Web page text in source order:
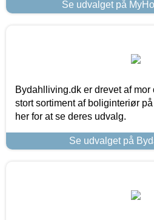
Se udvalget på
Bydahlliving.dk er drevet af mor
stort sortiment af boliginteriør
her for at se deres udvalg.
Se udvalget på